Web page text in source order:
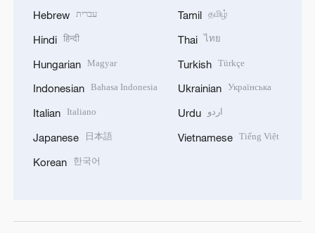
Hebrew עברית
Hindi हिन्दी
Hungarian Magyar
Indonesian Bahasa Indonesia
Italian Italiano
Japanese 日本語
Korean 한국어
Tamil தமிழ்
Thai ไทย
Turkish Türkçe
Ukrainian Українська
Urdu اردو
Vietnamese Tiếng Việt